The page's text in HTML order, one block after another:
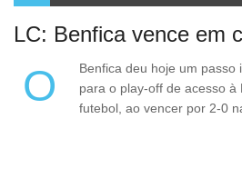
LC: Benfica vence em
O Benfica deu hoje um passo importante para se apurar
para o play-off de acesso à
futebol, ao vencer por 2-0